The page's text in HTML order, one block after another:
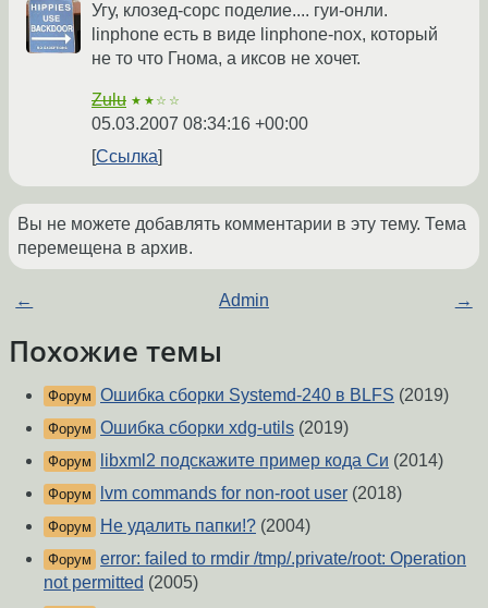
Угу, клозед-сорс поделие.... гуи-онли.
linphone есть в виде linphone-nox, который
не то что Гнома, а иксов не хочет.
Zulu ★★☆☆
05.03.2007 08:34:16 +00:00
Ссылка
Вы не можете добавлять комментарии в эту тему. Тема
перемещена в архив.
← Admin →
Похожие темы
Форум Ошибка сборки Systemd-240 в BLFS (2019)
Форум Ошибка сборки xdg-utils (2019)
Форум libxml2 подскажите пример кода Си (2014)
Форум lvm commands for non-root user (2018)
Форум Не удалить папки!? (2004)
Форум error: failed to rmdir /tmp/.private/root: Operation
not permitted (2005)